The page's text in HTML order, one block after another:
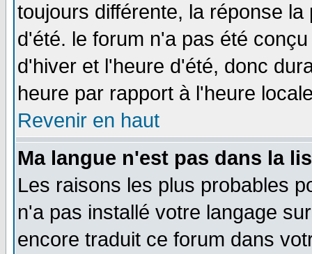
toujours différente, la réponse
d'été. le forum n'a pas été
d'hiver et l'heure d'été, donc
heure par rapport à l'heure
Revenir en haut
Ma langue n'est pas dans la
Les raisons les plus probables
n'a pas installé votre langage
encore traduit ce forum dans